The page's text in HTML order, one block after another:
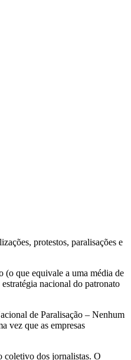
protestos, paralisações e
(o que equivale a uma média de
nacional do patronato
de Paralisação – Nenhum
vez que as empresas
coletivo dos jornalistas. O